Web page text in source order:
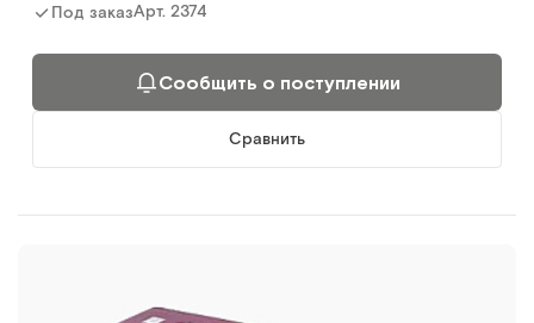
Под заказАрт. 2374
Сообщить о поступлении
Сравнить